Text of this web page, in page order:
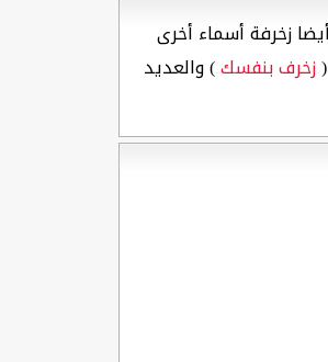
زخرفة أسماء أخرى
زخرف بنفسك) والعديد